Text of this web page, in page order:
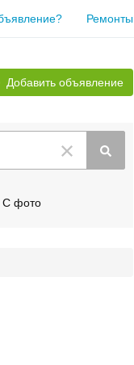
Ремонты
Добавить объявление
С фото